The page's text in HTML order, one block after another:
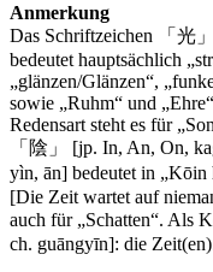
Anmerkung
Das Schriftzeichen 「光
bedeutet hauptsächlich
„glänzen/Glänzen“,
sowie „Ruhm“ und
Redensart steht es für
「陰」 [jp. In, An, On,
yìn, ān] bedeutet in
[Die Zeit wartet auf
auch für „Schatten“. Als
ch. guāngyīn]: die